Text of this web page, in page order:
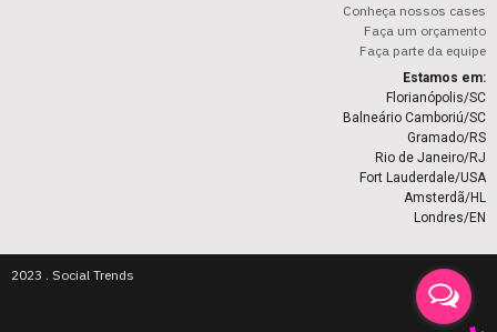
Conheça nossos cases
Faça um orçamento
Faça parte da equipe
Estamos em:
Florianópolis/SC
Balneário Camboriú/SC
Gramado/RS
Rio de Janeiro/RJ
Fort Lauderdale/USA
Amsterdã/HL
Londres/EN
2023 . Social Trends